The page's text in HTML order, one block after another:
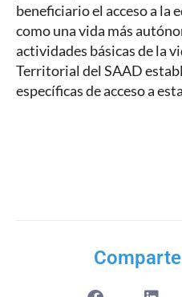
beneficiario el acceso a la
como una vida más
actividades básicas de la
Territorial del SAAD
específicas de acceso a